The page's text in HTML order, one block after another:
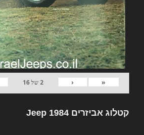
«
‹
2של16
קטלוג אביזרים Jeep 1984